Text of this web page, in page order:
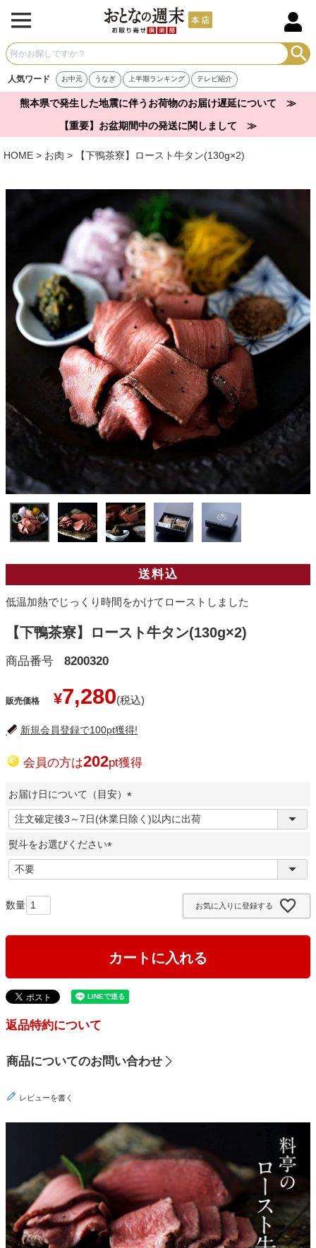
人気ワード お中元 うなぎ 上半期ランキング テレビ紹介
熊本県で発生した地震に伴うお荷物のお届け遅延について ≫
【重要】お盆期間中の発送に関しまして ≫
HOME お肉 【下鴨茶寮】ロースト牛タン(130g×2)
送料込
低温加熱でじっくり時間をかけてローストしました
【下鴨茶寮】ロースト牛タン(130g×2)
商品番号 8200320
販売価格 ¥7,280
新規会員登録で100pt獲得!
会員の方は202pt獲得
お届け日について（目安）
(
必
)
熨斗をお選びください
必
お気に入りに登録する
カートに入れる
返品特約について
商品についてのお問い合わせ
レビューを書く